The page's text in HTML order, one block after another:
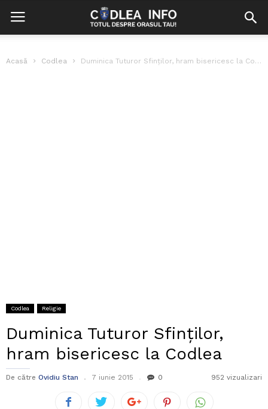
Acasă Codlea Duminica Tuturor Sfinților, hram bisericesc la Codlea
Codlea Religie
Duminica Tuturor Sfinților,
hram bisericesc la Codlea
De către Ovidiu Stan 7 iunie 2015 0 952 vizualizari